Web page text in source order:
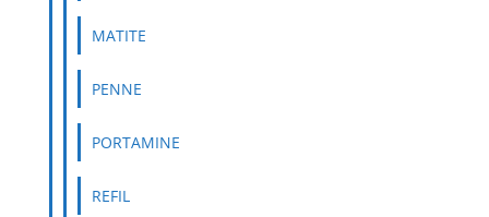
MATITE
PENNE
PORTAMINE
REFIL